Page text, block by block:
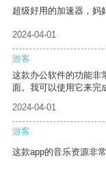
超级好用的加速器，妈
2024-04-01
游客
这款办公软件的功能非
面。我可以使用它来完
2024-04-01
游客
这款app的音乐资源非